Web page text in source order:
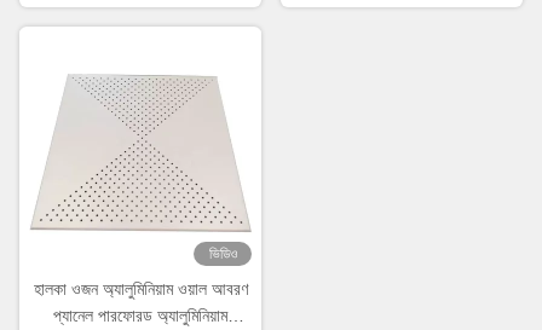
ভিডিও
হালকা ওজন অ্যালুমিনিয়াম ওয়াল আবরণ
প্যানেল পারফোরড অ্যালুমিনিয়াম